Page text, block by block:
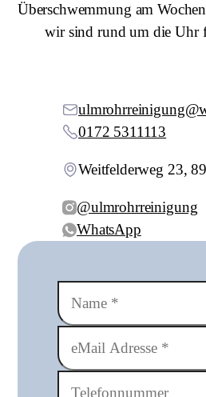
Überschwemmung am
wir sind rund um die Uhr
0172 5311113
Weitfelderweg 23,
@ulmrohrreinigung
WhatsApp